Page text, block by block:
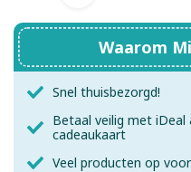
Waarom
Snel thuisbezorgd!
Betaal veilig met iDeal
cadeaukaart
Veel producten op